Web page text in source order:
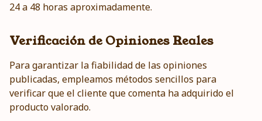
24 a 48 horas aproximadamente.
Verificación de Opiniones Reales
Para garantizar la fiabilidad de las opiniones
publicadas, empleamos métodos sencillos para
verificar que el cliente que comenta ha adquirido el
producto valorado.